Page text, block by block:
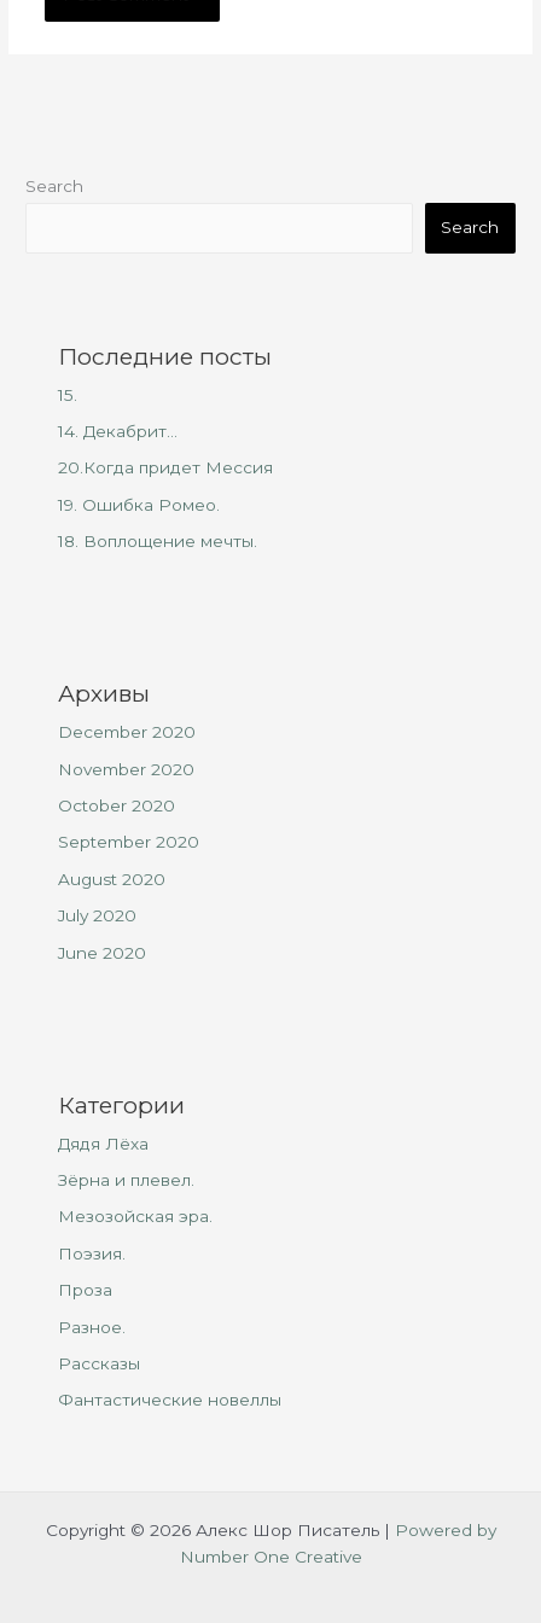
Search
Search
Последние посты
15.
14. Декабрит…
20.Когда придет Мессия
19. Ошибка Ромео.
18. Воплощение мечты.
Архивы
December 2020
November 2020
October 2020
September 2020
August 2020
July 2020
June 2020
Категории
Дядя Лёха
Зёрна и плевел.
Мезозойская эра.
Поэзия.
Проза
Разное.
Рассказы
Фантастические новеллы
Copyright © 2026 Алекс Шор Писатель | Powered by
Number One Creative